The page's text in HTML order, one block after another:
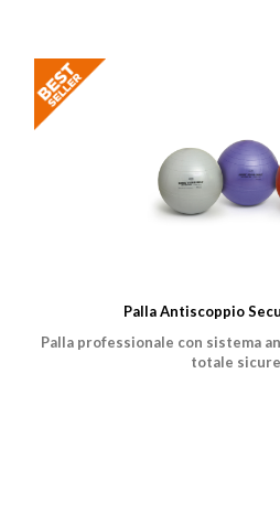
Palla Antiscoppio
Palla professionale con sistema
totale